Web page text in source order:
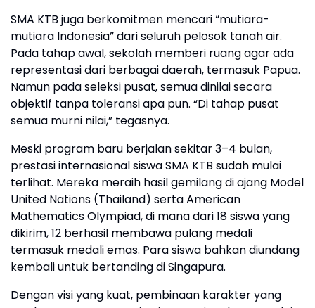
SMA KTB juga berkomitmen mencari “mutiara-
mutiara Indonesia” dari seluruh pelosok tanah air.
Pada tahap awal, sekolah memberi ruang agar ada
representasi dari berbagai daerah, termasuk Papua.
Namun pada seleksi pusat, semua dinilai secara
objektif tanpa toleransi apa pun. “Di tahap pusat
semua murni nilai,” tegasnya.
Meski program baru berjalan sekitar 3–4 bulan,
prestasi internasional siswa SMA KTB sudah mulai
terlihat. Mereka meraih hasil gemilang di ajang Model
United Nations (Thailand) serta American
Mathematics Olympiad, di mana dari 18 siswa yang
dikirim, 12 berhasil membawa pulang medali
termasuk medali emas. Para siswa bahkan diundang
kembali untuk bertanding di Singapura.
Dengan visi yang kuat, pembinaan karakter yang